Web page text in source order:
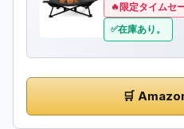
限定タイムセ
在庫あり。
🛒